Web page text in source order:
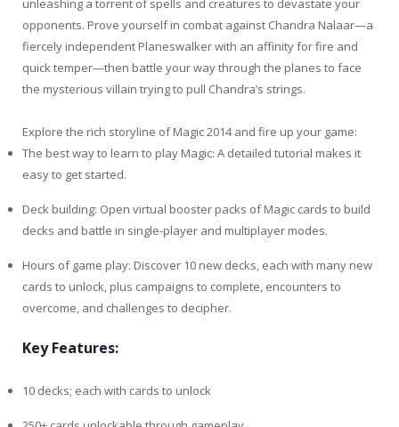
unleashing a torrent of spells and creatures to devastate your
opponents. Prove yourself in combat against Chandra Nalaar—a
fiercely independent Planeswalker with an affinity for fire and
quick temper—then battle your way through the planes to face
the mysterious villain trying to pull Chandra’s strings.
Explore the rich storyline of Magic 2014 and fire up your game:
The best way to learn to play Magic: A detailed tutorial makes it
easy to get started.
Deck building: Open virtual booster packs of Magic cards to build
decks and battle in single-player and multiplayer modes.
Hours of game play: Discover 10 new decks, each with many new
cards to unlock, plus campaigns to complete, encounters to
overcome, and challenges to decipher.
Key Features:
10 decks; each with cards to unlock